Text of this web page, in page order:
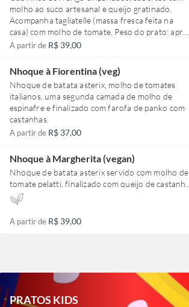
molho ao suco artesanal e queijo gratinado.
Acompanha tagliatelle (massa fresca feita na
casa) com molho de tomate. Peso do prato: aprox
550g.
A partir de R$ 39,00
Nhoque à Fiorentina (veg)
Nhoque de batata asterix, molho de tomates
italianos, uma segunda camada de molho de
espinafre e finalizado com farofa de panko com
castanhas.
A partir de R$ 37,00
Nhoque à Margherita (vegan)
Nhoque de batata asterix servido com molho de
tomate pelatti, finalizado com queijo de castanha
e pesto vegano.
A partir de R$ 39,00
PRATOS KIDS